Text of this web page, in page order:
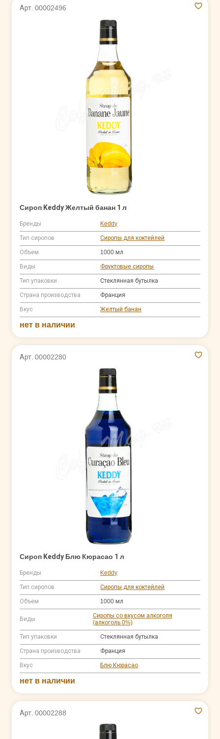
Арт. 00002496
Сироп Keddy Желтый банан 1 л
Бренды Keddy
Тип сиропов Сиропы для коктейлей
Объем 1000 мл
Виды Фруктовые сиропы
Тип упаковки Стеклянная бутылка
Страна производства Франция
Вкус Желтый банан
нет в наличии
Арт. 00002280
Сироп Keddy Блю Кюрасао 1 л
Бренды Keddy
Тип сиропов Сиропы для коктейлей
Объем 1000 мл
Виды
Сиропы со вкусом алкоголя
(алкоголь 0%)
Тип упаковки Стеклянная бутылка
Страна производства Франция
Вкус Блю Кюрасао
нет в наличии
Арт. 00002288